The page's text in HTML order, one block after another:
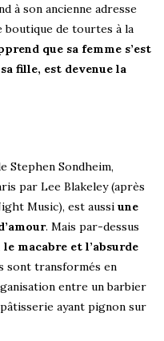
à son ancienne adresse
boutique de tourtes à la
que sa femme s’est
fille, est devenue la
Stephen Sondheim,
par Lee Blakeley (après
Music), est aussi une
. Mais par-dessus
macabre et l’absurde
sont transformés en
entre un barbier
ayant pignon sur